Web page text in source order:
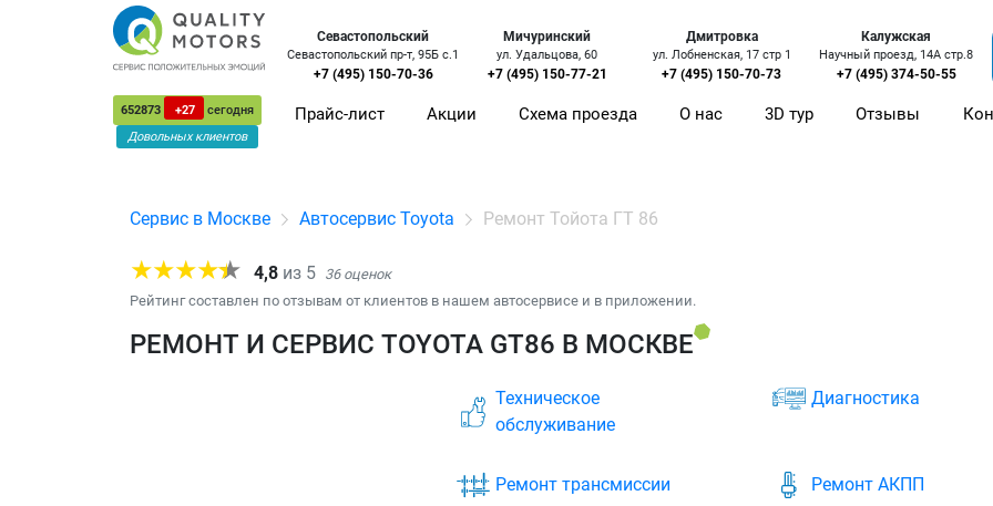
652873 +27
сегодня
Довольных клиентов
Севастопольский
Севастопольский пр-т, 95Б с.1
+7 (495) 150-70-36
Мичуринский
ул. Удальцова, 60
+7 (495) 150-77-21
Дмитровка
ул. Лобненская, 17 стр 1
+7 (495) 150-70-73
Калужская
Научный проезд, 14А стр.8
+7 (495) 374-50-55
Прайс-лист Акции Схема проезда О нас 3D тур Отзывы
Сервис в Москве Автосервис Toyota Ремонт Тойота ГТ 86
4,8 из 5 36оценок
Рейтинг составлен по отзывам от клиентов в нашем автосервисе и в приложении.
РЕМОНТ И СЕРВИС TOYOTA GT86 В МОСКВЕ
Техническое
обслуживание
Диагностика
Ремонт трансмиссии Ремонт АКПП